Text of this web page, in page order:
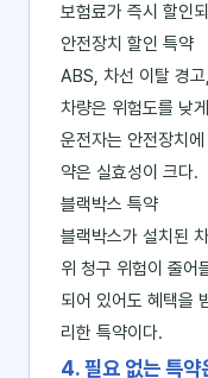
보험료가 즉시 할인
안전장치 할인 특약
ABS, 차선 이탈 경
차량은 위험도를 낮
운전자는 안전장치
약은 실효성이 크다.
블랙박스 특약
블랙박스가 설치된
위 청구 위험이 줄어
되어 있어도 혜택을
리한 특약이다.
4. 필요 없는 특약